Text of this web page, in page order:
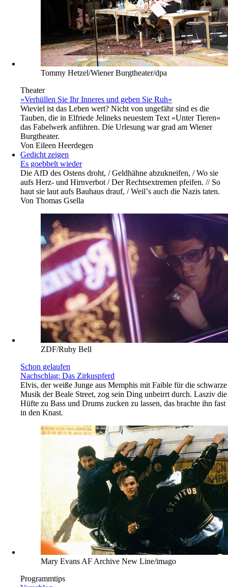
Tommy Hetzel/Wiener Burgtheater/dpa
Theater
»Verhüllen Sie Ihr Inneres und geben Sie Ruh«
Wieviel ist das Leben wert? Nicht von ungefähr sind es die
Tauben, die in Elfriede Jelineks neuestem Text »Unter Tieren«
das Fabelwerk anführen. Die Urlesung war grad am Wiener
Burgtheater.
Von Eileen Heerdegen
Gedicht zeigen
Es goebbelt wieder
Die AfD des Ostens droht, / Geldhähne abzukneifen, / Wo sie
aufs Herz- und Hirnverbot / Der Rechtsextremen pfeifen. // So
haut sie laut aufs Bauhaus drauf, / Weilʼs auch die Nazis taten.
Von Thomas Gsella
ZDF/Ruby Bell
Schon gelaufen
Nachschlag: Das Zirkuspferd
Elvis, der weiße Junge aus Memphis mit Faible für die schwarze
Musik der Beale Street, zog sein Ding unbeirrt durch. Lasziv die
Hüfte zu Bass und Drums zucken zu lassen, das brachte ihn fast
in den Knast.
Mary Evans AF Archive New Line/imago
Programmtips